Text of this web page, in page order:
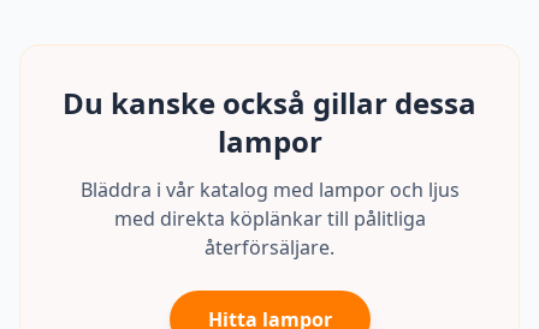
Du kanske också gillar dessa
lampor
Bläddra i vår katalog med lampor och ljus
med direkta köplänkar till pålitliga
återförsäljare.
Hitta lampor